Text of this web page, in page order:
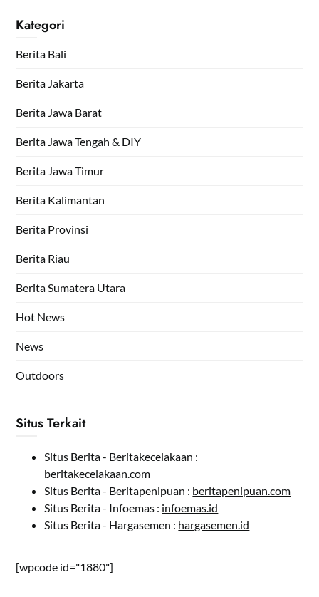
Kategori
Berita Bali
Berita Jakarta
Berita Jawa Barat
Berita Jawa Tengah & DIY
Berita Jawa Timur
Berita Kalimantan
Berita Provinsi
Berita Riau
Berita Sumatera Utara
Hot News
News
Outdoors
Situs Terkait
Situs Berita - Beritakecelakaan :
beritakecelakaan.com
Situs Berita - Beritapenipuan : beritapenipuan.com
Situs Berita - Infoemas : infoemas.id
Situs Berita - Hargasemen : hargasemen.id
[wpcode id="1880"]